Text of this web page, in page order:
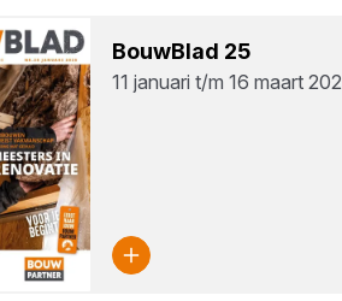
Bouw­Blad 25
11 januari t/m 16 maart